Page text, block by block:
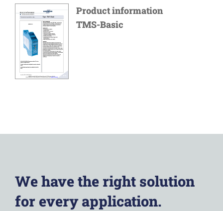
Product information
TMS-Basic
We have the right solution
for every application.